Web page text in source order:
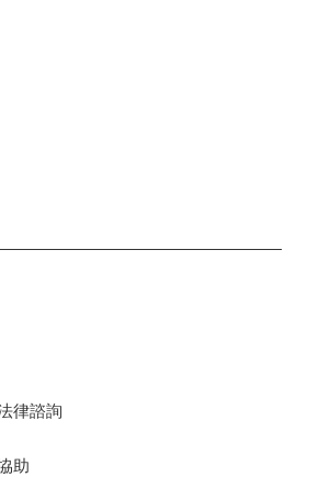
律諮詢
助